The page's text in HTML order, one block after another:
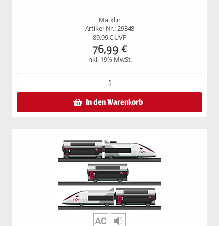
Märklin
Artikel-Nr.: 29348
89,99€ UVP
76,99 €
inkl. 19% MwSt.
In den Warenkorb